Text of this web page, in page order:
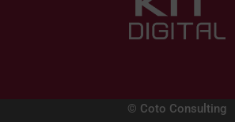
© Coto Consulting